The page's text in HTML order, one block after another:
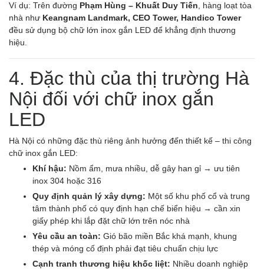
Ví dụ: Trên đường Phạm Hùng – Khuất Duy Tiến , hàng loạt tòa
nhà như Keangnam Landmark, CEO Tower, Handico Tower
đều sử dụng bộ chữ lớn inox gắn LED để khẳng định thương
hiệu.
4. Đặc thù của thị trường Hà
Nội đối với chữ inox gắn
LED
Hà Nội có những đặc thù riêng ảnh hưởng đến thiết kế – thi công
chữ inox gắn LED:
Khí hậu: Nồm ẩm, mưa nhiều, dễ gây han gỉ → ưu tiên
inox 304 hoặc 316
Quy định quản lý xây dựng: Một số khu phố cổ và trung
tâm thành phố có quy định hạn chế biển hiệu → cần xin
giấy phép khi lắp đặt chữ lớn trên nóc nhà
Yêu cầu an toàn: Gió bão miền Bắc khá mạnh, khung
thép và móng cố định phải đạt tiêu chuẩn chịu lực
Cạnh tranh thương hiệu khốc liệt: Nhiều doanh nghiệp